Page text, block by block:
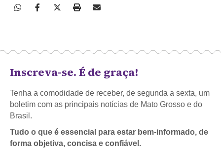
Inscreva-se. É de graça!
Tenha a comodidade de receber, de segunda a sexta, um
boletim com as principais notícias de Mato Grosso e do
Brasil.
Tudo o que é essencial para estar bem-informado, de
forma objetiva, concisa e confiável.